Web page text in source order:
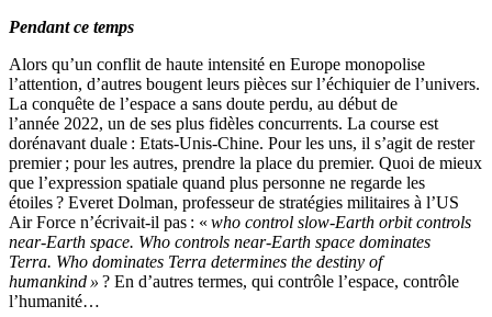
Pendant ce temps
Alors qu’un conflit de haute intensité en Europe monopolise
l’attention, d’autres bougent leurs pièces sur l’échiquier de l’univers.
La conquête de l’espace a sans doute perdu, au début de
l’année 2022, un de ses plus fidèles concurrents. La course est
dorénavant duale : Etats-Unis-Chine. Pour les uns, il s’agit de rester
premier ; pour les autres, prendre la place du premier. Quoi de mieux
que l’expression spatiale quand plus personne ne regarde les
étoiles ? Everet Dolman, professeur de stratégies militaires à l’US
Air Force n’écrivait-il pas : « who control slow-Earth orbit controls
near-Earth space. Who controls near-Earth space dominates
Terra. Who dominates Terra determines the destiny of
humankind » ? En d’autres termes, qui contrôle l’espace, contrôle
l’humanité…